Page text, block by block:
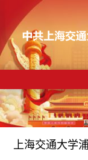
上海交通大学